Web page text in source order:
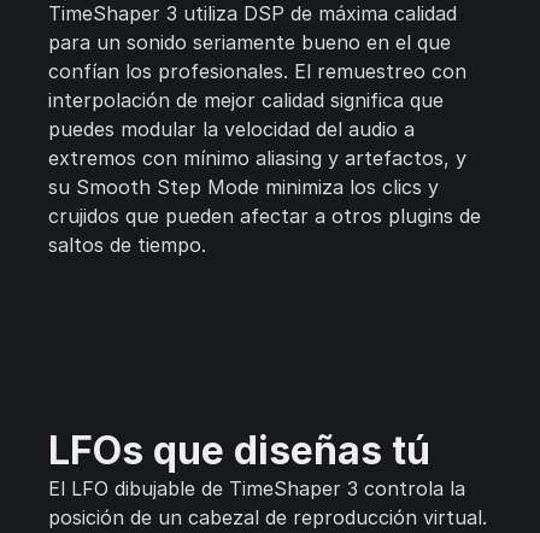
TimeShaper 3 utiliza DSP de máxima calidad
para un sonido seriamente bueno en el que
confían los profesionales. El remuestreo con
interpolación de mejor calidad significa que
puedes modular la velocidad del audio a
extremos con mínimo aliasing y artefactos, y
su Smooth Step Mode minimiza los clics y
crujidos que pueden afectar a otros plugins de
saltos de tiempo.
LFOs que diseñas tú
El LFO dibujable de TimeShaper 3 controla la
posición de un cabezal de reproducción virtual.